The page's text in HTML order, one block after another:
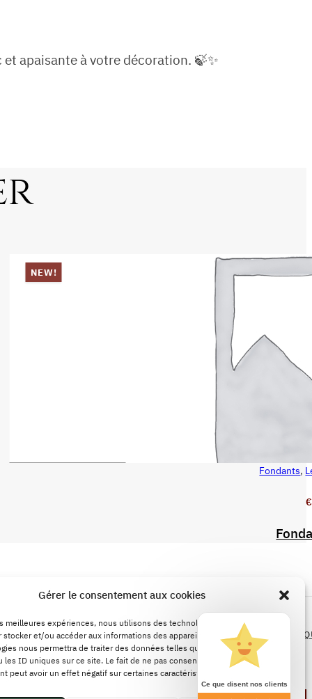
Gérer le consentement aux cookies
meilleures expériences, nous utilisons des technologies telles que les
et/ou accéder aux informations des appareils. Le fait de consentir à
nous permettra de traiter des données telles que le comportement de
les ID uniques sur ce site. Le fait de ne pas consentir ou de retirer son
peut avoir un effet négatif sur certaines caractéristiques et fonctions.
apaisante à votre décoration. 🍃✨
NEW!
Fondants,
€
POLITIQUE DE REMBOURSEMENTS ET DE
RETOURSCONDITIONS GÉNÉRALES DE VENTE
CONFIDENTIALITÉ
Ce que disent nos clients